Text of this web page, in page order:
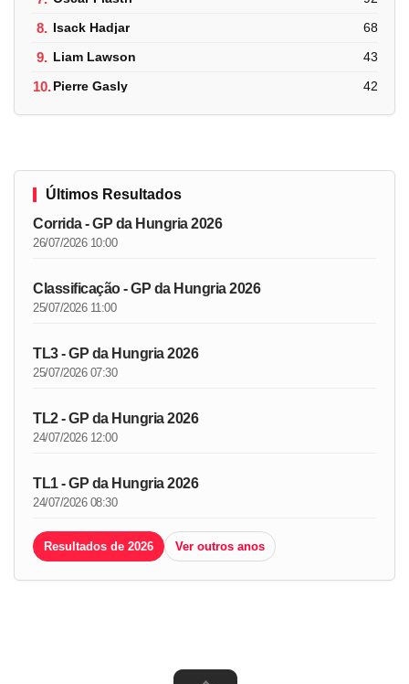
8. Isack Hadjar 68
9. Liam Lawson 43
10.Pierre Gasly 42
Últimos Resultados
Corrida - GP da Hungria 2026
26/07/2026 10:00
Classificação - GP da Hungria 2026
25/07/2026 11:00
TL3 - GP da Hungria 2026
25/07/2026 07:30
TL2 - GP da Hungria 2026
24/07/2026 12:00
TL1 - GP da Hungria 2026
24/07/2026 08:30
Resultados de 2026 Ver outros anos